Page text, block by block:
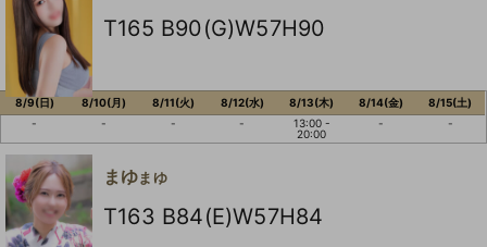
T165 B90(G)W57H90
8/9(日)
-
8/10(月)
-
8/11(火)
-
8/12(水)
-
8/13(木)
13:00 -
20:00
8/14(金)
-
8/15(土)
-
まゆ まゆ
T163 B84(E)W57H84